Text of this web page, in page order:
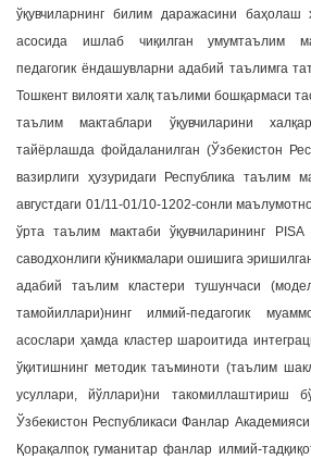
ўқувчиларнинг билим даражасини баҳолаш
асосида ишлаб чиқилган умумтаълим
педагогик ёндашувларни адабий таълимга
Тошкент вилояти халқ таълими бошқармаси
таълим мактаблари ўқувчиларини
тайёрлашда фойдаланилган (Ўзбекистон
вазирлиги ҳузуридаги Республика таълим
августдаги 01/11-01/10-1202-сонли
ўрта таълим мактаби ўқувчиларининг
саводхонлиги кўникмалари ошишига
адабий таълим кластери тушунчаси
тамойиллари)нинг илмий-педагогик
асослари ҳамда кластер шароитида
ўқитишнинг методик таъминоти (таълим
усуллари, йўллари)ни такомиллаштириш
Ўзбекистон Республикаси Фанлар
Қорақалпоқ гуманитар фанлар илмий-